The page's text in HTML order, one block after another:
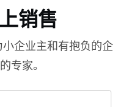
销售
小企业主和有抱负的企
专家。